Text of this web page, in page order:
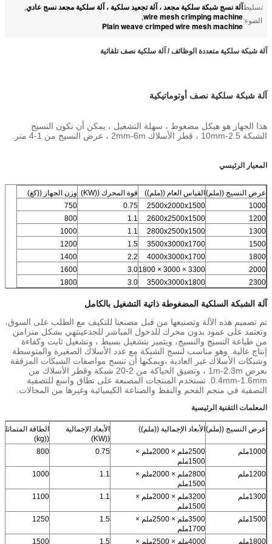
تسليط
الضوء:
آلة نسج شبكة سلكية مجعد ، آلة تجعيد سلكية ، آلة سلكية مجعد نسج عادي,
wire mesh crimping machine
,
Plain weave crimped wire mesh machine
آلة شبكة سلكية متعددة الوظائف / آلة سلكية نصف تلقائية
آلة شبكة سلكية نصف أوتوماتيكية
هذا الجهاز هو هيكل مضغوط ، سهلة التشغيل ، يمكن أن تكون النسيج
الشبكة 2.5-10mm ، قطر الأسلاك 2mm-6m ، عرض النسيج من 1-4 متر.
المعيار الرئيسي
عرض النسيج ((ملم)القياس العام ((ملم)) قوة المحرك ((KW)
وزن الجهاز ((كغ)
1000
2500x2000x1500
0.75
750
1200
2600x2500x1500
1.1
800
1300
2800x2500x1500
1.1
1000
1500
3500x3000x1700
1.5
1200
1800
4000x3000x1700
2.2
1400
2000
3300 × 3000 × 1800
3.0
1600
2300
3500x3000x1800
3.0
1800
آلة الشبكة السلكية المضغوطة ذاتية التشغيل بالكامل
تم تصميم هذه الآلة وتصنيعها من قبل مصنعنا للتكيف مع الطلب على السوق،
وتعتمد على عمود بدون محرك للدخول المباشر للجذعينتهي بشكل متزامن
من طباعة النسيج والنسيج، ويتميز بتشغيل بسيط ، وتشغيل ثابت وكفاءة
إنتاج عالية. وهو مناسب لنسج الشبكة مع عدد الأسلاك الصغيرة والمتوسطة
وشبكات الأسلاك غير العادية ،ويمكنها أن تنسج مواصفات الشبكات المزققة
بعرض 1m-2.3m ، وتضيق الحياكة من 2-20 شبكة وقطر الأسلاك من
0.4mm-1.6mm. تستخدم المنتجات المصنعة على نطاق واسع للتصفية
التصفية في منجم الفحم والنفط والصناعة الكيميائية وغيرها من المجالات.
المعلمات التقنية الرئيسية
عرض النسيج ((ملم)الأبعاد الإجمالية ((ملم))
الأبعاد الإجمالية
((KW)
الطاقة المتماثلة
((kg)
1000ملم
2500ملم × 2000ملم ×
1500ملم
0.75
800
1200ملم
2800ملم × 2000ملم ×
1500ملم
1.1
1000
1300ملم
3200ملم × 2000ملم ×
1500ملم
1.1
1100
1500ملم
3500ملم × 2500ملم ×
1700ملم
1.5
1250
1800ملم
4000ملم × 2500ملم ×
1.5
1500